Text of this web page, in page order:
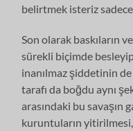
belirtmek isteriz sadece.
Son olarak baskıların
sürekli biçimde
inanılmaz şiddetinin
tarafı da boğdu aynı
arasındaki bu
kuruntuların